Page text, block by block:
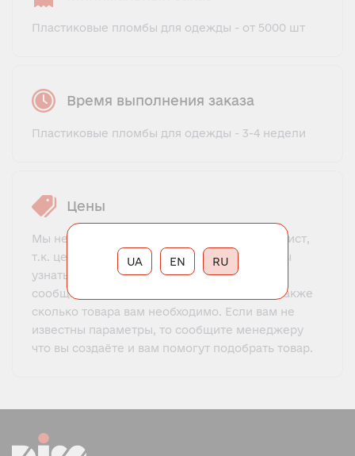
Пластиковые пломбы для одежды - от 5000 шт
Время выполнения заказа
Пластиковые пломбы для одежды - 3-4 недели
Цены
Мы не предлагаем фиксированный прайс-лист,
т.к. цена зависит от многих факторов. Чтобы
узнать цену, свяжитесь с менеджером и
сообщите все необходимые параметры, а также
сколько товара вам необходимо. Если вам не
известны параметры, то сообщите менеджеру
что вы создаёте и вам помогут подобрать товар.
RU
UA EN